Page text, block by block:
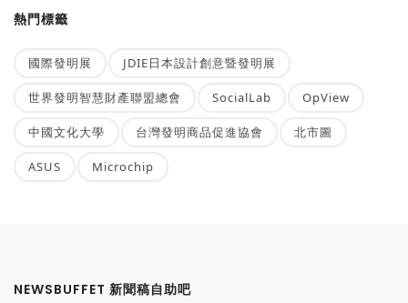
熱門標籤
國際發明展 JDIE日本設計創意暨發明展
世界發明智慧財產聯盟總會 SocialLab OpView
中國文化大學 台灣發明商品促進協會 北市圖
ASUS Microchip
NEWSBUFFET 新聞稿自助吧